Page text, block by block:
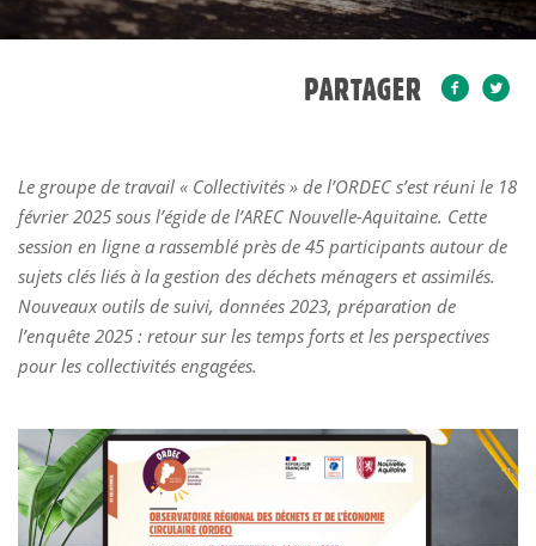
PARTAGER
Le groupe de travail « Collectivités » de l’ORDEC s’est réuni le 18
février 2025 sous l’égide de l’AREC Nouvelle-Aquitaine. Cette
session en ligne a rassemblé près de 45 participants autour de
sujets clés liés à la gestion des déchets ménagers et assimilés.
Nouveaux outils de suivi, données 2023, préparation de
l’enquête 2025 : retour sur les temps forts et les perspectives
pour les collectivités engagées.